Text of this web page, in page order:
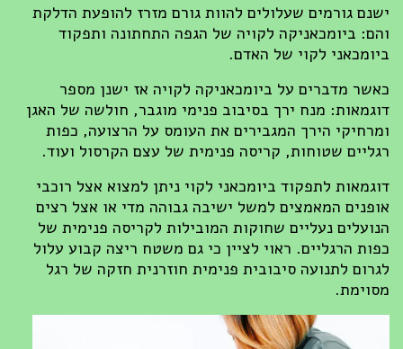
ישנם גורמים שעלולים להוות גורם מזרז להופעת הדלקת
והם: ביומכאניקה לקויה של הגפה התחתונה ותפקוד
ביומכאני לקוי של האדם.
כאשר מדברים על ביומכאניקה לקויה אז ישנן מספר
דוגמאות: מנח ירך בסיבוב פנימי מוגבר, חולשה של האגן
ומרחיקי הירך המגבירים את העומס על הרצועה, כפות
רגליים שטוחות, קריסה פנימית של עצם הקרסול ועוד.
דוגמאות לתפקוד ביומכאני לקוי ניתן למצוא אצל רוכבי
אופנים המאמצים למשל ישיבה גבוהה מדי או אצל רצים
הנועלים נעליים שחוקות המובילות לקריסה פנימית של
כפות הרגליים. ראוי לציין כי גם משטח ריצה קבוע עלול
לגרום לתנועה סיבובית פנימית חוזרנית חזקה של רגל
מסוימת.